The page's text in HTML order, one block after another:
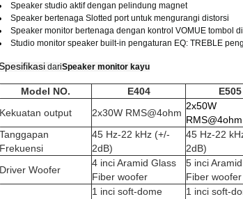
Speaker studio aktif dengan pelindung magnet
Speaker bertenaga Slotted port untuk mengurangi distorsi
Speaker monitor bertenaga dengan kontrol VOMUE tombol
Studio monitor speaker built-in pengaturan EQ: TREBLE
dariSpeaker monitor kayu
Model NO. E404 E505
Kekuatan output
2x30W RMS@4ohm
2x50W
RMS@4ohm
Tanggapan
Frekuensi
45 Hz-22 kHz (+/-
2dB)
45 Hz-22
2dB)
Driver Woofer
4 inci Aramid Glass
Fiber woofer
5 inci
Fiber woofer
1 inci soft-dome
1 inci soft-